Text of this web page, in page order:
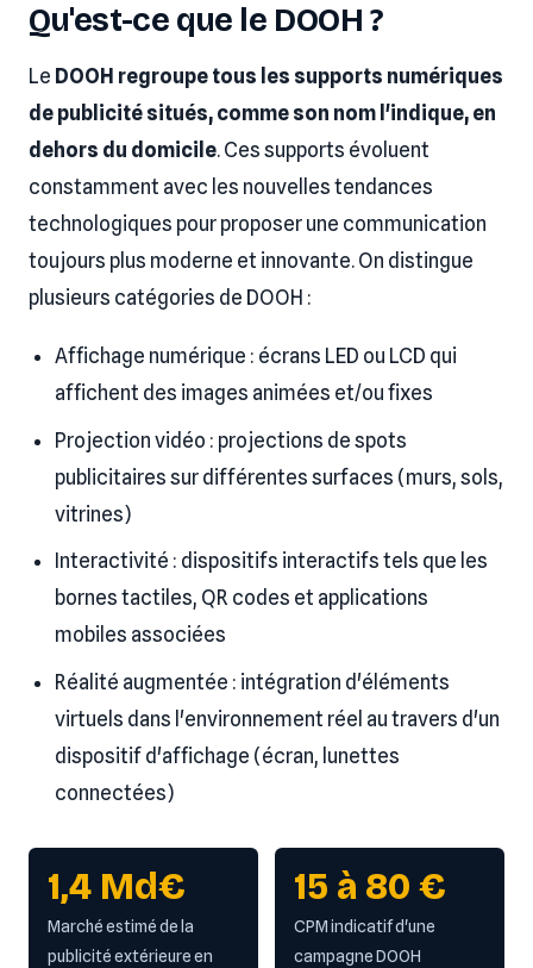
Qu'est-ce que le DOOH ?
Le DOOH regroupe tous les supports numériques
de publicité situés, comme son nom l'indique, en
dehors du domicile. Ces supports évoluent
constamment avec les nouvelles tendances
technologiques pour proposer une communication
toujours plus moderne et innovante. On distingue
plusieurs catégories de DOOH :
Affichage numérique : écrans LED ou LCD qui
affichent des images animées et/ou fixes
Projection vidéo : projections de spots
publicitaires sur différentes surfaces (murs, sols,
vitrines)
Interactivité : dispositifs interactifs tels que les
bornes tactiles, QR codes et applications
mobiles associées
Réalité augmentée : intégration d'éléments
virtuels dans l'environnement réel au travers d'un
dispositif d'affichage (écran, lunettes
connectées)
1,4 Md€
Marché estimé de la
publicité extérieure en
15 à 80 €
CPM indicatif d'une
campagne DOOH